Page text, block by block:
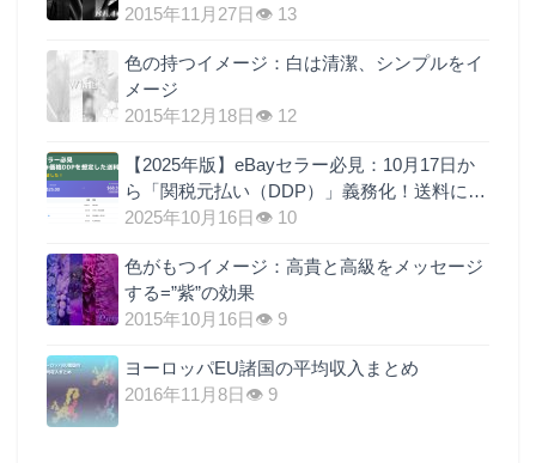
2015年11月27日 👁 13
色の持つイメージ：白は清潔、シンプルをイ
メージ
2015年12月18日 👁 12
【2025年版】eBayセラー必見：10月17日か
ら「関税元払い（DDP）」義務化！送料に関
税を上乗せするのが最も現実的な理由
2025年10月16日 👁 10
色がもつイメージ：高貴と高級をメッセージ
する=”紫”の効果
2015年10月16日 👁 9
ヨーロッパEU諸国の平均収入まとめ
2016年11月8日 👁 9